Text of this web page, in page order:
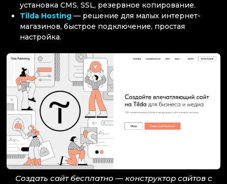
установка CMS, SSL, резервное копирование.
Tilda Hosting — решение для малых интернет-
магазинов, быстрое подключение, простая
настройка.
Создать сайт бесплатно — конструктор сайтов с